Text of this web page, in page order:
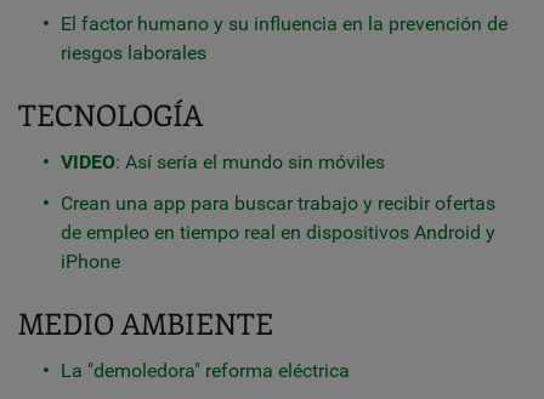
El factor humano y su influencia en la prevención de
riesgos laborales
TECNOLOGÍA
VIDEO: Así sería el mundo sin móviles
Crean una app para buscar trabajo y recibir ofertas
de empleo en tiempo real en dispositivos Android y
iPhone
MEDIO AMBIENTE
La "demoledora" reforma eléctrica